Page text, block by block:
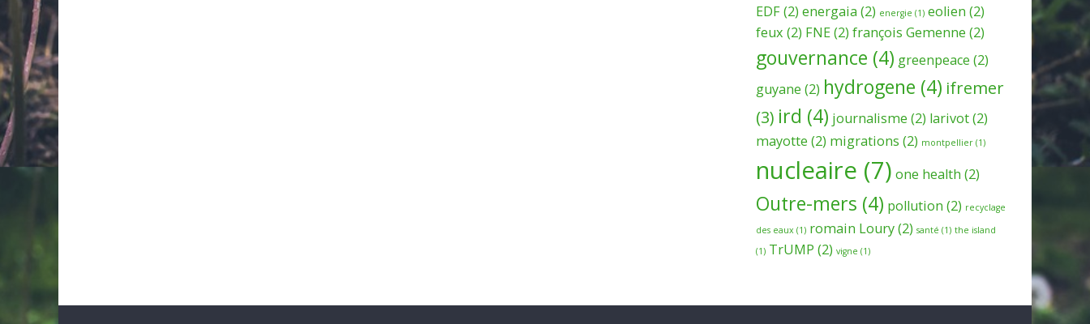
EDF(2) energaia (2) energie (1) eolien (2)
feux (2) FNE(2) françois Gemenne (2)
gouvernance (4) greenpeace (2)
guyane (2) hydrogene (4) ifremer
(3) ird (4) journalisme (2) larivot(2)
mayotte (2) migrations (2) montpellier (1)
nucleaire (7) one health (2)
Outre-mers (4) pollution (2) recyclage
des eaux (1) romain Loury(2) santé (1) the island
(1) TrUMP (2) vigne (1)